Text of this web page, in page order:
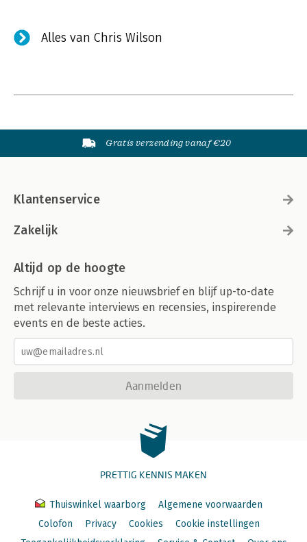
Alles van Chris Wilson
Gratis verzending vanaf €20
Klantenservice
Zakelijk
Altijd op de hoogte
Schrijf u in voor onze nieuwsbrief en blijf up-to-date
met relevante interviews en recensies, inspirerende
events en de beste acties.
Aanmelden
PRETTIG KENNIS MAKEN
Thuiswinkel waarborg
Algemene voorwaarden
Colofon
Privacy Cookies
Cookie instellingen